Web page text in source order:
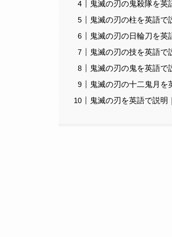
鬼滅の刃の鬼殺隊を英
鬼滅の刃の柱を英語で
鬼滅の刃の日輪刀を英
鬼滅の刃の技を英語で
鬼滅の刃の鬼を英語で
鬼滅の刃の十二鬼月を
鬼滅の刃を英語で説明